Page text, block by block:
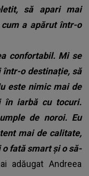
să apari mai
a apărut într-o
confortabil. Mi se
o destinație, să
este nimic mai de
în iarbă cu tocuri.
de noroi. Eu
mai de calitate,
fată smart și o să-
adăugat Andreea